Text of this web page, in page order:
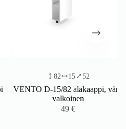
82 15 52
VENTO D-15/82 alakaappi, väri:
valkoinen
49€